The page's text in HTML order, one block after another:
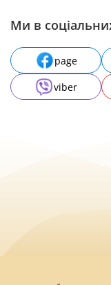
Ми в
page
viber